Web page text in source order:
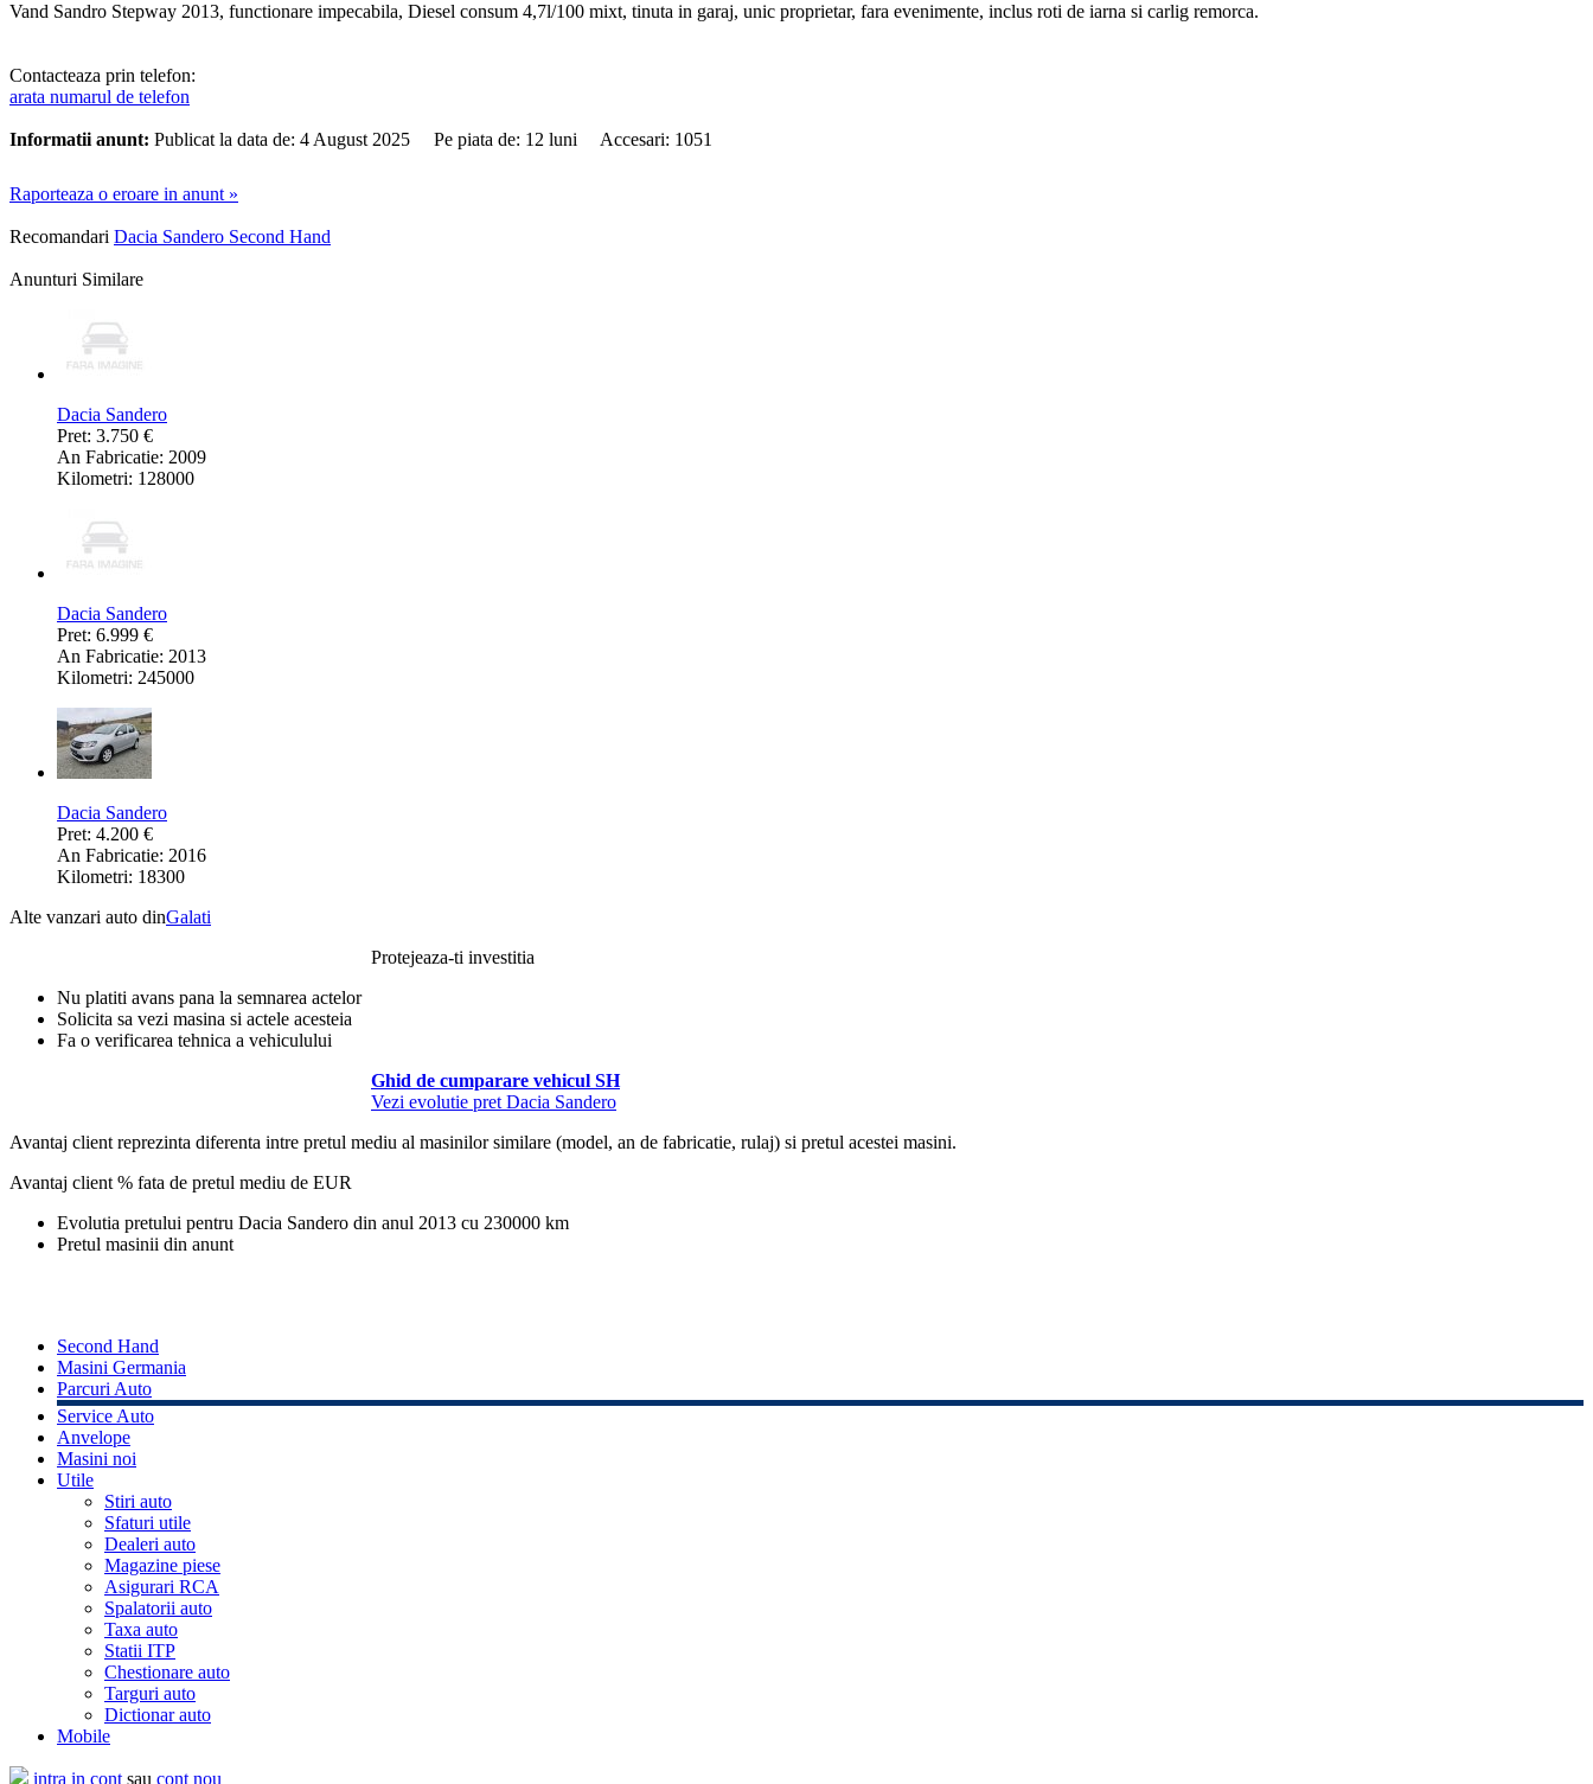
Vand Sandro Stepway 2013, functionare impecabila, Diesel consum 4,7l/100 mixt, tinuta in garaj, unic proprietar, fara evenimente, inclus roti de iarna si carlig remorca.
Contacteaza prin telefon:
arata numarul de telefon
Informatii anunt: Publicat la data de: 4 August 2025 Pe piata de: 12 luni Accesari: 1051
Raporteaza o eroare in anunt »
Recomandari Dacia Sandero Second Hand
Anunturi Similare
Dacia Sandero
Pret: 3.750 €
An Fabricatie: 2009
Kilometri: 128000
Dacia Sandero
Pret: 6.999 €
An Fabricatie: 2013
Kilometri: 245000
Dacia Sandero
Pret: 4.200 €
An Fabricatie: 2016
Kilometri: 18300
Alte vanzari auto dinGalati
Protejeaza-ti investitia
Nu platiti avans pana la semnarea actelor
Solicita sa vezi masina si actele acesteia
Fa o verificarea tehnica a vehiculului
Ghid de cumparare vehicul SH
Vezi evolutie pret Dacia Sandero
Avantaj client reprezinta diferenta intre pretul mediu al masinilor similare (model, an de fabricatie, rulaj) si pretul acestei masini.
Avantaj client % fata de pretul mediu de EUR
Evolutia pretului pentru Dacia Sandero din anul 2013 cu 230000 km
Pretul masinii din anunt
Second Hand
Masini Germania
Parcuri Auto
Service Auto
Anvelope
Masini noi
Utile
Stiri auto
Sfaturi utile
Dealeri auto
Magazine piese
Asigurari RCA
Spalatorii auto
Taxa auto
Statii ITP
Chestionare auto
Targuri auto
Dictionar auto
Mobile
intra in cont sau cont nou